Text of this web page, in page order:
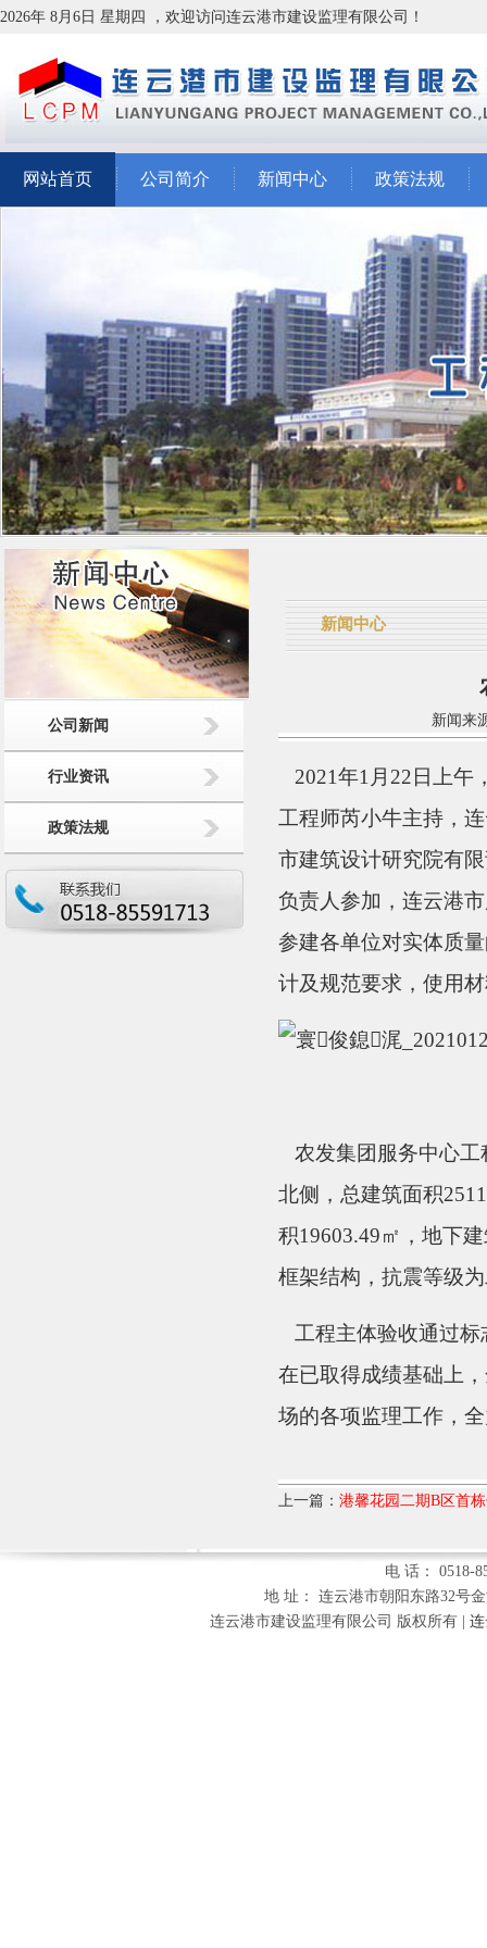
2026年 8月6日 星期四 ，欢迎访问连云港市建设监理有限公司！
网站首页 公司简介 新闻中心 政策法规
公司新闻
行业资讯
政策法规
新闻中心
新闻来
2021年1月22日上午
工程师芮小牛主持，
市建筑设计研究院有
负责人参加，连云港
参建各单位对实体质
计及规范要求，使用
农发集团服务中心工
北侧，总建筑面积
积19603.49㎡，地下
框架结构，抗震等级
工程主体验收通过标
在已取得成绩基础上
场的各项监理工作，
上一篇： 港馨花园二期B区首
电 话： 0518-
地 址： 连云港市朝阳东路32号
连云港市建设监理有限公司 版权所有 |